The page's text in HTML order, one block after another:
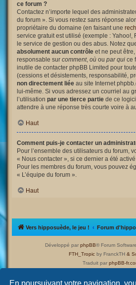
En poursuivant votre navigation,
ce forum ?
Contactez n’importe lequel des
du forum ». Si vous restez sans réponse
propriétaire du domaine (en faisant une
service gratuit est utilisé (exemple : Yahoo!,
le service de gestion ou des abus. Notez
absolument aucun contrôle et ne peut
responsable sur comment, où ou par qui ce
inutile de contacter phpBB Limited pour
(cessions et désistements, responsabilité,
non directement liée au site Internet
lui-même. Si vous adressez un courriel au
l’utilisation par une tierce partie de ce
attendre à une réponse très courte voire à
Haut
Comment puis-je contacter un
Pour l’ensemble des utilisateurs du forum,
« Nous contacter », si ce dernier a été
Pour les membres du forum, vous pouvez
« L’équipe du forum ».
Haut
Vers hipposuède, le jeu ! Forum
Développé par phpBB® Forum
FTH_Tropic by FranckTH &
Traduit par phpBB-